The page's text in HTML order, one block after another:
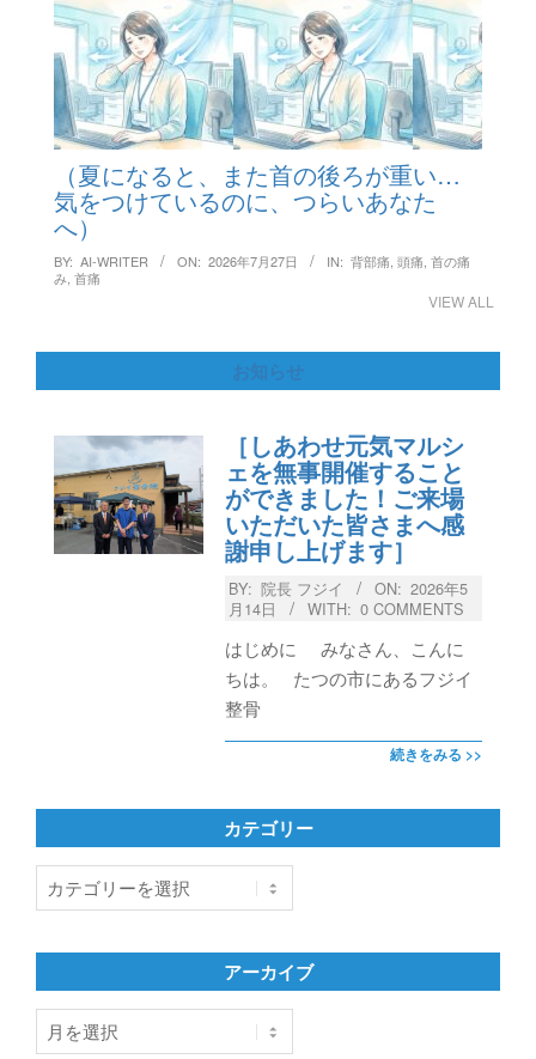
（夏になると、また首の後ろが重い…
気をつけているのに、つらいあなた
へ）
BY: AI-WRITER ON: 2026年7月27日 IN: 背部痛 頭痛 首の痛
み 首痛
VIEW ALL
お知らせ
［しあわせ元気マルシ
ェを無事開催すること
ができました！ご来場
いただいた皆さまへ感
謝申し上げます］
BY: 院長 フジイ ON: 2026年5
月14日
WITH: 0 COMMENTS
はじめに みなさん、こんに
ちは。 たつの市にあるフジイ
整骨
続きをみる >>
カテゴリー
カ
テ
リ
アーカイブ
ア
ー